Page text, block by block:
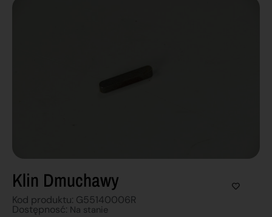
Klin Dmuchawy
Kod produktu: G55140006R
Dostępnosć: Na stanie